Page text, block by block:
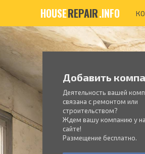
HOUSEREPAIR.INFO
Добавить
Деятельность вашей
связана с ремонтом или
строительством?
Ждем вашу компанию у
сайте!
Размещение бесплатно.